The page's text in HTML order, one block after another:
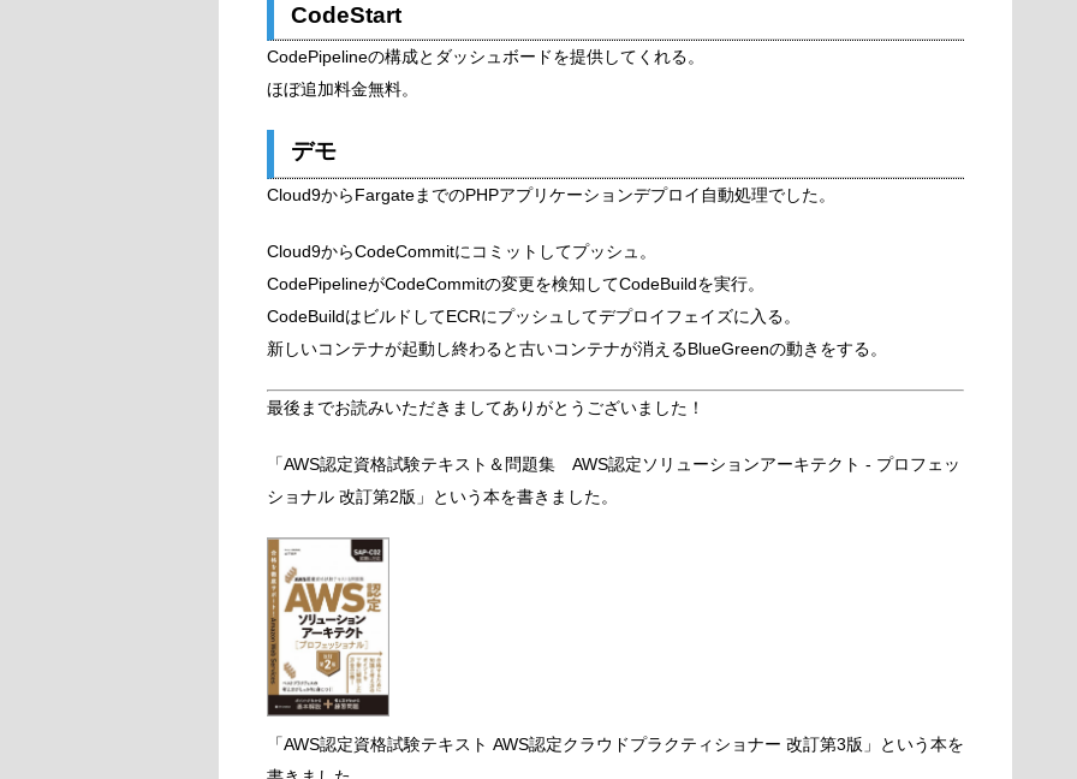
CodeStart
CodePipelineの構成とダッシュボードを提供してくれる。
ほぼ追加料金無料。
デモ
Cloud9からFargateまでのPHPアプリケーションデプロイ自動処理でした。
Cloud9からCodeCommitにコミットしてプッシュ。
CodePipelineがCodeCommitの変更を検知してCodeBuildを実行。
CodeBuildはビルドしてECRにプッシュしてデプロイフェイズに入る。
新しいコンテナが起動し終わると古いコンテナが消えるBlueGreenの動きをする。
最後までお読みいただきましてありがとうございました！
「AWS認定資格試験テキスト＆問題集 AWS認定ソリューションアーキテクト - プロフェッ
ショナル 改訂第2版」という本を書きました。
「AWS認定資格試験テキスト AWS認定クラウドプラクティショナー 改訂第3版」という本を